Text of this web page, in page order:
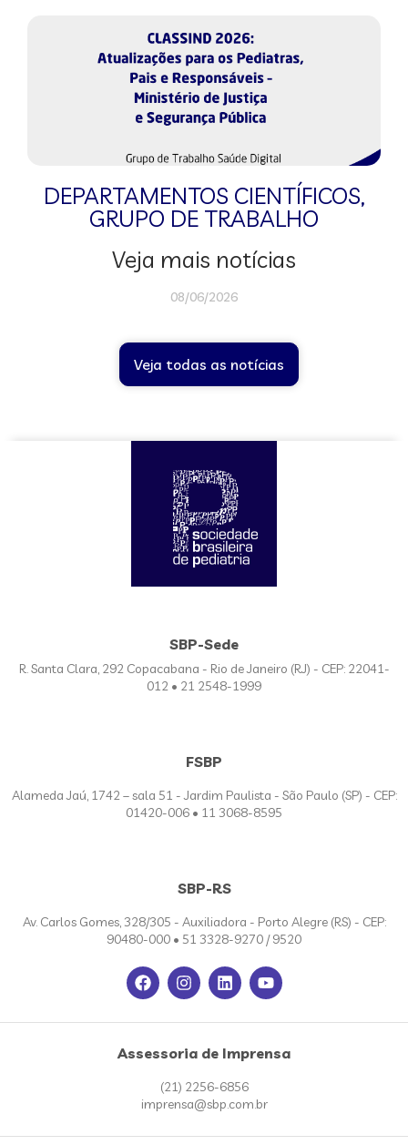
DEPARTAMENTOS CIENTÍFICOS,
GRUPO DE TRABALHO
Veja mais notícias
08/06/2026
Veja todas as notícias
SBP-Sede
R. Santa Clara, 292 Copacabana - Rio de Janeiro (RJ) - CEP: 22041-
012 • 21 2548-1999
FSBP
Alameda Jaú, 1742 – sala 51 - Jardim Paulista - São Paulo (SP) - CEP:
01420-006 • 11 3068-8595
SBP-RS
Av. Carlos Gomes, 328/305 - Auxiliadora - Porto Alegre (RS) - CEP:
90480-000 • 51 3328-9270 / 9520
Assessoria de Imprensa
(21) 2256-6856
imprensa@sbp.com.br